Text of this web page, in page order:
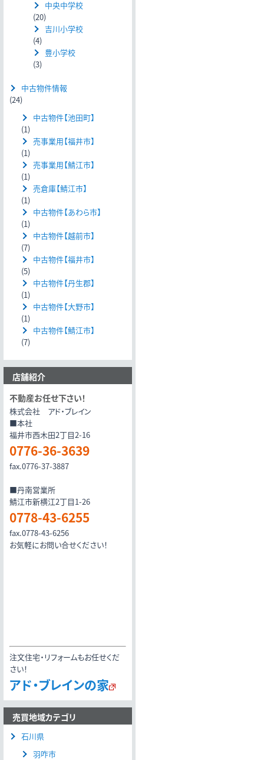
中央中学校
(20)
吉川小学校
(4)
豊小学校
(3)
中古物件情報
(24)
中古物件【池田町】
(1)
売事業用【福井市】
(1)
売事業用【鯖江市】
(1)
売倉庫【鯖江市】
(1)
中古物件【あわら市】
(1)
中古物件【越前市】
(7)
中古物件【福井市】
(5)
中古物件【丹生郡】
(1)
中古物件【大野市】
(1)
中古物件【鯖江市】
(7)
店舗紹介
不動産お任せ下さい！
株式会社 アド・ブレイン
■本社
福井市西木田2丁目2-16
0776-36-3639
fax.0776-37-3887
■丹南営業所
鯖江市新横江2丁目1-26
0778-43-6255
fax.0778-43-6256
お気軽にお問い合せください！
注文住宅・リフォームもお任せくだ
さい！
アド・ブレインの家
売買地域カテゴリ
石川県
羽咋市